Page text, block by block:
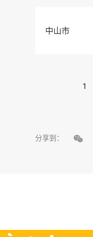
中山市
1
分享到： 